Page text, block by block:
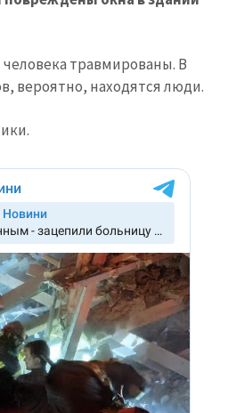
травмированы. В
вероятно, находятся люди.
заголовок
изображение
ссылку на медиа
текст новости